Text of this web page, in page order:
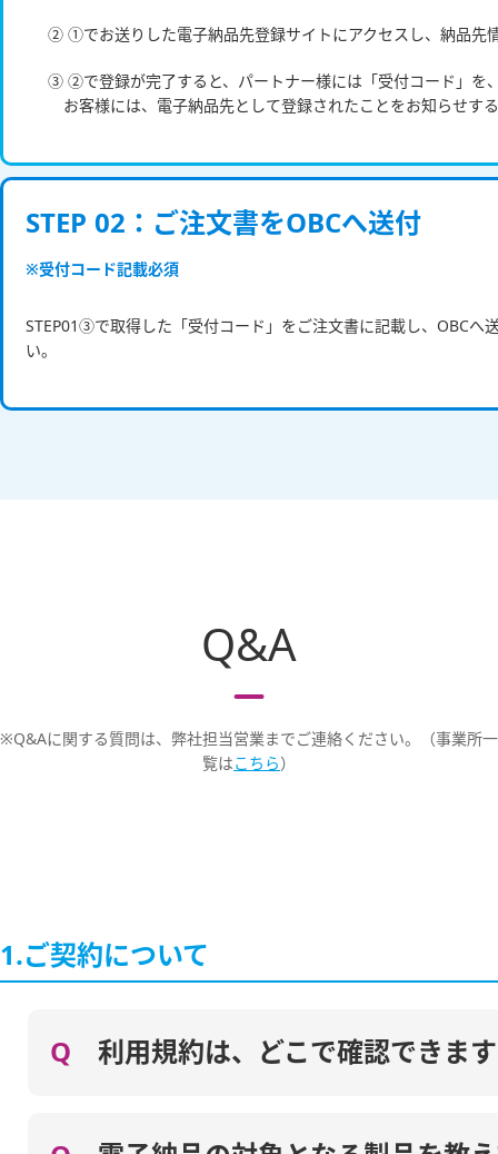
② ①でお送りした電子納品先登録サイトにアクセスし、納品先
③ ②で登録が完了すると、パートナー様には「受付コード」を
お客様には、電子納品先として登録されたことをお知らせす
STEP 02：ご注文書をOBCへ送付
※受付コード記載必須
STEP01③で取得した「受付コード」をご注文書に記載し、OBCへ
い。
Q&A
※Q&Aに関する質問は、弊社担当営業までご連絡ください。（事業所一
覧は こちら ）
1.ご契約について
Q 利用規約は、どこで確認できま